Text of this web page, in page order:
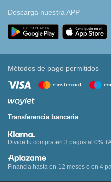
Descarga nuestra APP
Métodos de pago permitidos
Transferencia bancaria
Divide tu compra en 3 pagos al 0%
Financia hasta en 12 meses o en 4